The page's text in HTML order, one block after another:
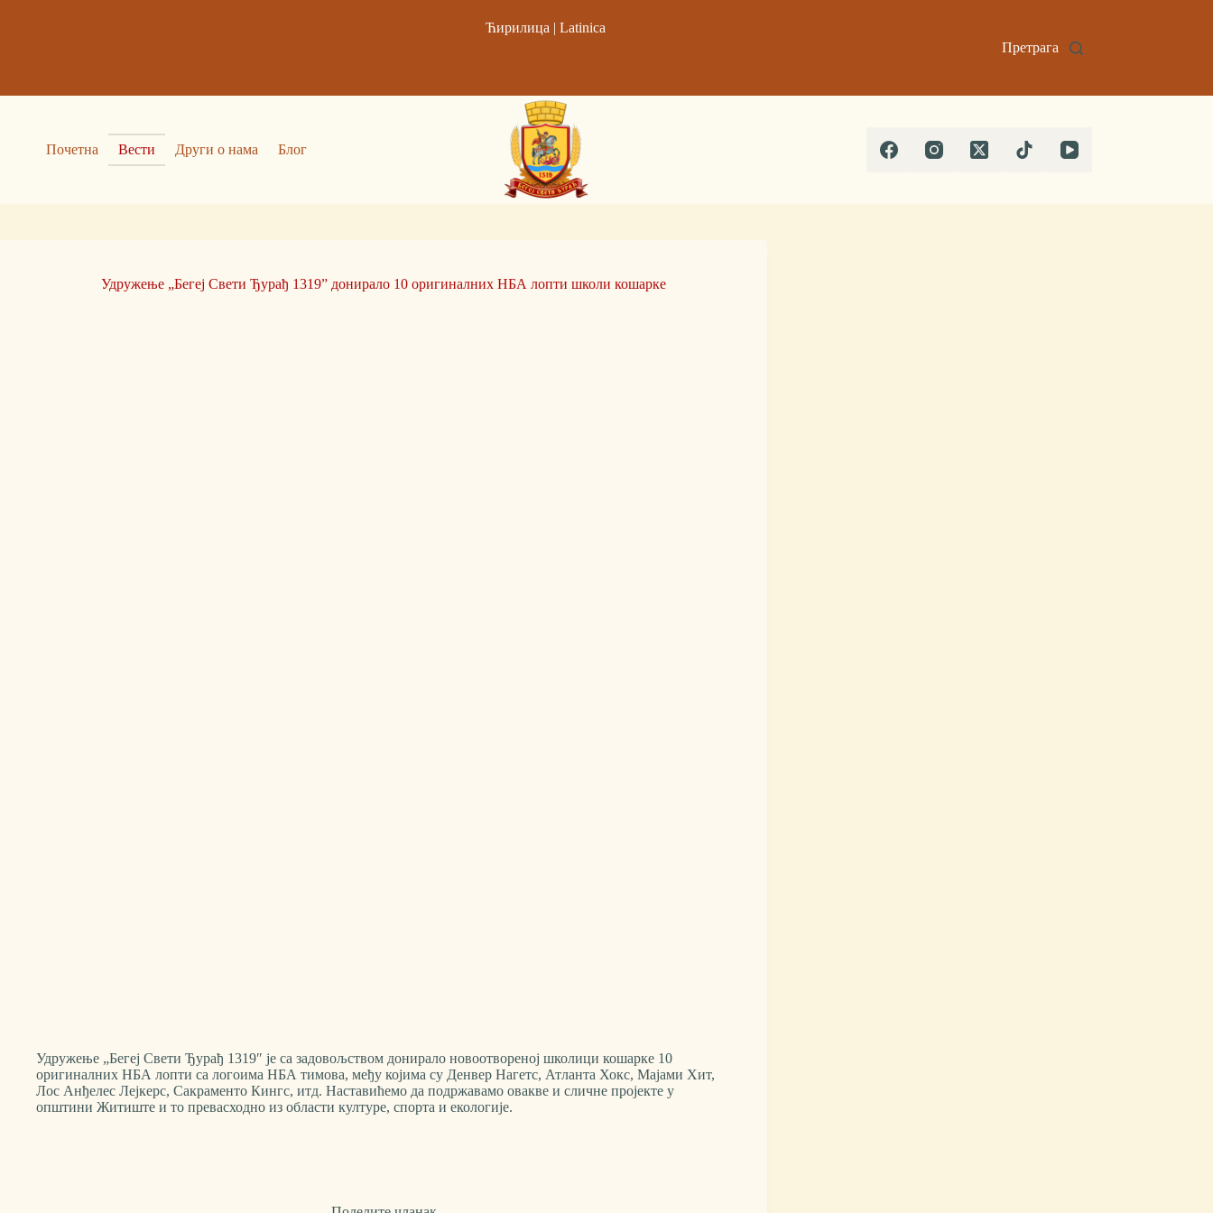
Ћирилица |Latinica
Претрага
Почетна Вести Други о нама Блог
Удружење „Бегеј Свети Ђурађ 1319” донирало 10 оригиналних НБА лопти школи кошарке
Удружење „Бегеј Свети Ђурађ 1319″ је са задовољством донирало новоотвореној школици кошарке 10
оригиналних НБА лопти са логоима НБА тимова, међу којима су Денвер Нагетс, Атланта Хокс, Мајами Хит,
Лос Анђелес Лејкерс, Сакраменто Кингс, итд. Наставићемо да подржавамо овакве и сличне пројекте у
општини Житиште и то превасходно из области културе, спорта и екологије.